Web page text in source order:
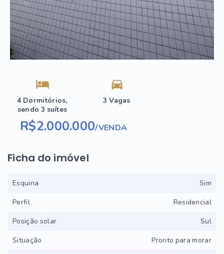
4 Dormitórios,
sendo 3 suítes
3 Vagas
R$2.000.000/VENDA
Ficha do imóvel
Esquina
Sim
Perfil
Residencial
Posição solar
Sul
Situação
Pronto para morar